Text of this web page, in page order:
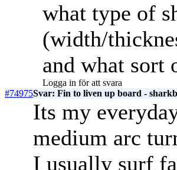
what type of
(width/
and what sort
Logga in för att svara
#74975Svar: Fin to liven up board -
Its my
medium arc
I usually surf